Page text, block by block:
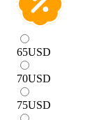
65USD
70USD
75USD